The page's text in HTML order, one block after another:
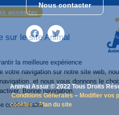
Nous contacter
Animal Assur © 2022 Tous Droits
Conditions Générales– Modifier vos
cookies–Plan du site
Continuer sans accepter
Bonjour
Et Bienvenue sur le site
Afin de vous garantir la meilleure
utilisateur lors de votre navigation
des cookies de navigation, et nous
vous souhaitez activer. Bonne
Lire la politique de confidentialité